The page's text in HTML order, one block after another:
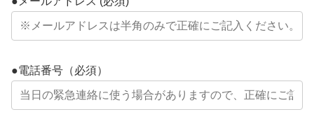
●電話番号（必須）